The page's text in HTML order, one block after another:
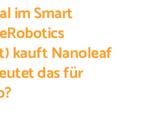
im Smart
kauft Nanoleaf
das für